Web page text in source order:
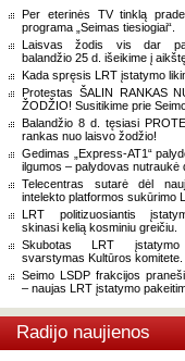
Per eterinės TV tinklą
programa „Seimas tiesiogiai“.
Laisvas žodis vis dar
balandžio 25 d. išeikime į
Kada spręsis LRT įstatymo
Protestas ŠALIN RANKAS
ŽODŽIO! Susitikime prie
Balandžio 8 d. tęsiasi
rankas nuo laisvo žodžio!
Gedimas „Express-AT1“
ilgumos – palydovas nutraukė
Telecentras sutarė dėl
intelekto platformos sukūrimo
LRT politizuosiantis
skinasi kelią kosminiu greičiu.
Skubotas LRT įstatymo
svarstymas Kultūros komitete.
Seimo LSDP frakcijos
– naujas LRT įstatymo
Radijo naujienos